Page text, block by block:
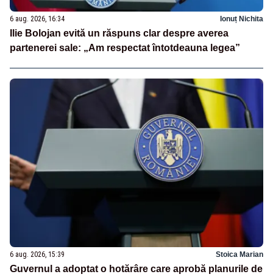
6 aug. 2026, 16:34 Ionuț Nichita
Ilie Bolojan evită un răspuns clar despre averea
partenerei sale: „Am respectat întotdeauna legea”
6 aug. 2026, 15:39 Stoica Marian
Guvernul a adoptat o hotărâre care aprobă planurile de